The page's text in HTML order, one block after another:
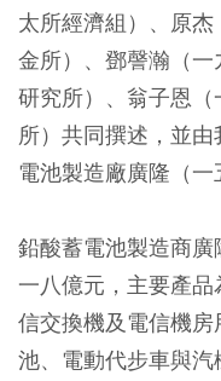
太所經濟組）、原
金所）、鄧謦瀚（
研究所）、翁子恩
所）共同撰述，並
電池製造廠廣隆（一
鉛酸蓄電池製造商
一八億元，主要產
信交換機及電信機房
池、電動代步車與